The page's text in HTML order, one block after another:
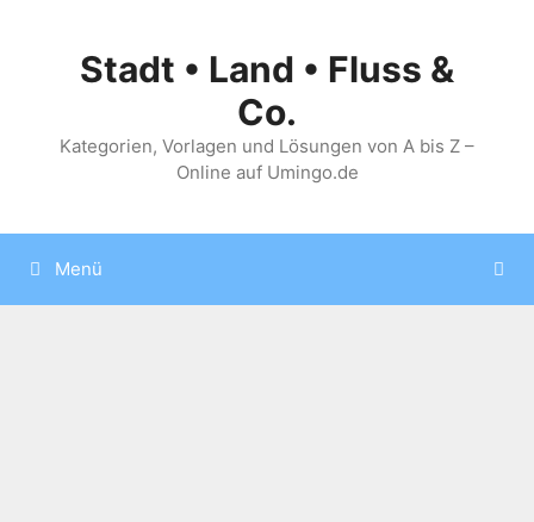
springenStadt • Land • Fluss &
Co.
Kategorien, Vorlagen und Lösungen von A bis Z –
Online auf Umingo.de
Menü